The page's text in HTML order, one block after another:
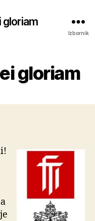
gloriam
Izbornik
gloriam